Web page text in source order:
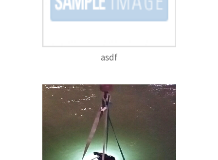
asdf